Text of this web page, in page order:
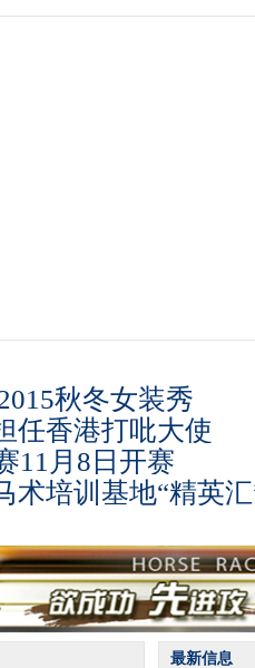
秋冬女装秀
任香港打吡大使
11月8日开赛
术培训基地“精英
最新信息